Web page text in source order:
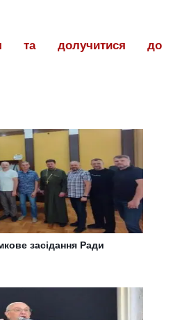
та долучитися до
засідання Ради